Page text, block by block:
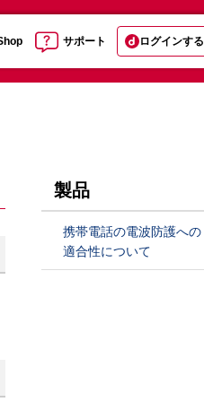
サポート ログインする
製品
携帯電話の電波防護への
適合性について